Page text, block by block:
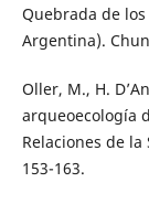
Quebrada de
Argentina).
Oller, M., H.
arqueoecología
Relaciones de
153-163.